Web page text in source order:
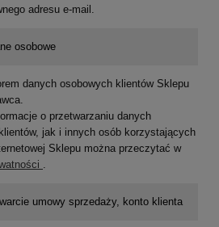
adresu e-mail.
osobowe
danych osobowych klientów Sklepu
o przetwarzaniu danych
jak i innych osób korzystających
Sklepu można przeczytać w
umowy sprzedaży, konto klienta